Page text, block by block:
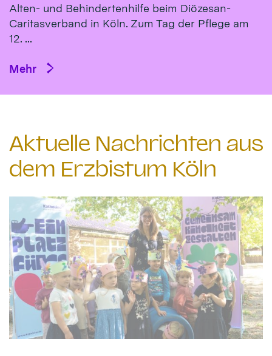
Alten- und Behindertenhilfe beim Diözesan-
Caritasverband in Köln. Zum Tag der Pflege am
12. ...
Mehr
Aktuelle Nachrichten aus
dem Erzbistum Köln